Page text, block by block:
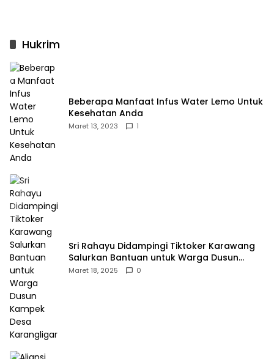
Hukrim
Beberapa Manfaat Infus Water Lemo Untuk
Kesehatan Anda
Maret 13, 2023 1
Sri Rahayu Didampingi Tiktoker Karawang
Salurkan Bantuan untuk Warga Dusun
Kampek Desa Karangligar
Maret 18, 2025 0